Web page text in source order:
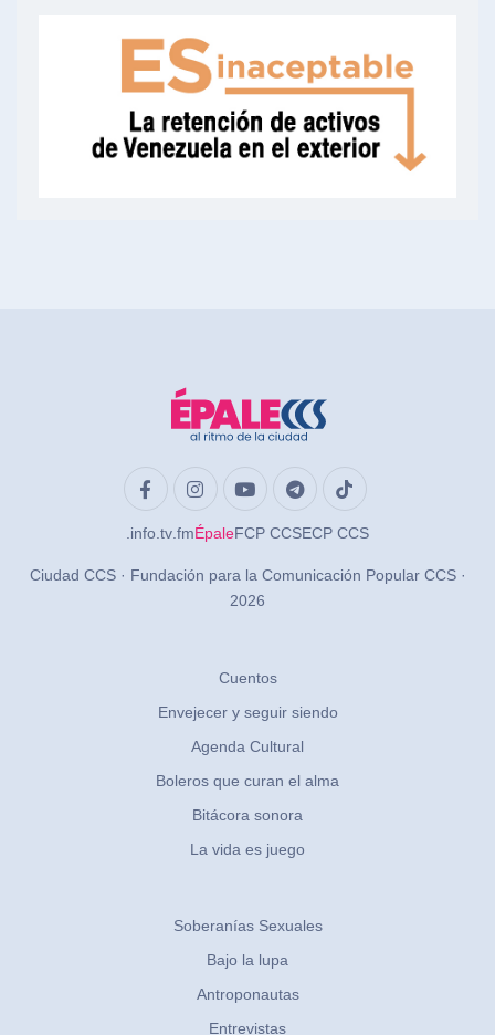
.info.tv.fmÉpaleFCP CCSECP CCS
Ciudad CCS · Fundación para la Comunicación Popular CCS ·
2026
Cuentos
Envejecer y seguir siendo
Agenda Cultural
Boleros que curan el alma
Bitácora sonora
La vida es juego
Soberanías Sexuales
Bajo la lupa
Antroponautas
Entrevistas